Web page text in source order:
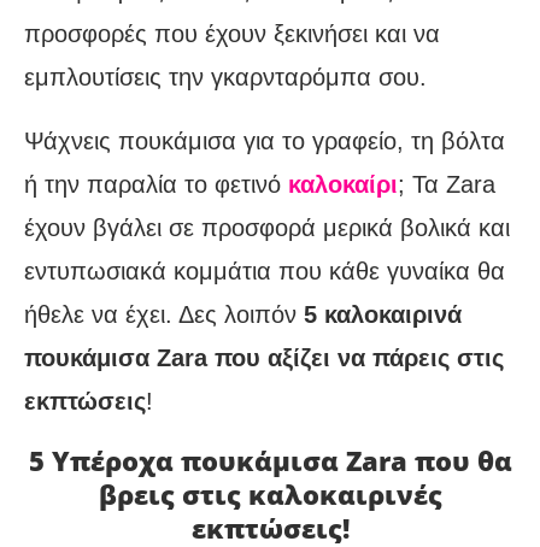
προσφορές που έχουν ξεκινήσει και να
εμπλουτίσεις την γκαρνταρόμπα σου.
Ψάχνεις πουκάμισα για το γραφείο, τη βόλτα
ή την παραλία το φετινό καλοκαίρι; Τα Zara
έχουν βγάλει σε προσφορά μερικά βολικά και
εντυπωσιακά κομμάτια που κάθε γυναίκα θα
ήθελε να έχει. Δες λοιπόν 5 καλοκαιρινά
πουκάμισα Zara που αξίζει να πάρεις στις
εκπτώσεις!
5 Υπέροχα πουκάμισα Zara που θα
βρεις στις καλοκαιρινές
εκπτώσεις!